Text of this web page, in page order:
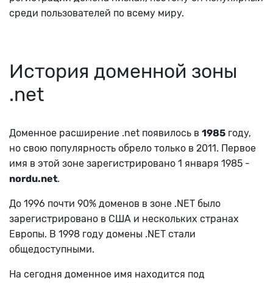
среди пользователей по всему миру.
История доменной зоны
.net
Доменное расширение .net появилось в 1985 году,
но свою популярность обрело только в 2011. Первое
имя в этой зоне зарегистрировано 1 января 1985 -
nordu.net.
До 1996 почти 90% доменов в зоне .NET было
зарегистрировано в США и нескольких странах
Европы. В 1998 году домены .NET стали
общедоступными.
На сегодня доменное имя находится под